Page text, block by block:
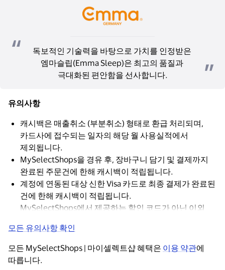
독보적인 기술력을 바탕으로 가치를 인정받은
엠마슬립(Emma Sleep)은 최고의 품질과
극대화된 편안함을 선사합니다.
유의사항
캐시백은 매출취소 (부분취소) 형태로 환급 처리되며,
카드사에 접수되는 일자의 해당 월 사용실적에서
제외됩니다.
MySelectShops을 경유 후, 장바구니 담기 및 결제까지
완료된 주문건에 한해 캐시백이 적립됩니다.
계정에 연동된 대상 신한 Visa 카드로 최종 결제가 완료된
건에 한해 캐시백이 적립됩니다.
MySelectShops에서 제공하는 할인 코드가 아닌 이외
모든 유의사항 확인
모든 MySelectShops | 마이셀렉트샵 혜택은 이용 약관에
따릅니다.